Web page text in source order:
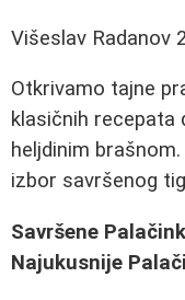
Višeslav Radanov
Otkrivamo tajne
klasičnih recepata
heljdinim
izbor savršenog
Savršene
Najukusnije